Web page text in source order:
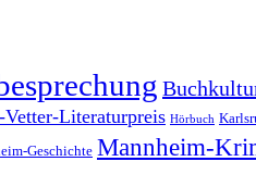
Literaturpreis Hörbuch
Geschichte Mannheim-